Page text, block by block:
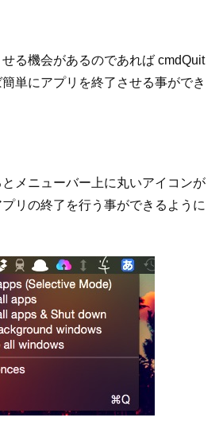
る機会があるのであれば cmdQuit
単にアプリを終了させる事ができ
メニューバー上に丸いアイコンが
リの終了を行う事ができるように